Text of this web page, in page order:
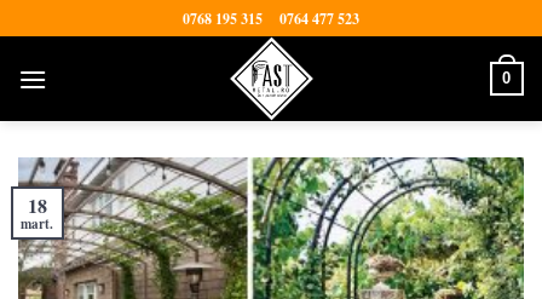
to
content
0768 195 315 0764 477 523
0
18
mart.